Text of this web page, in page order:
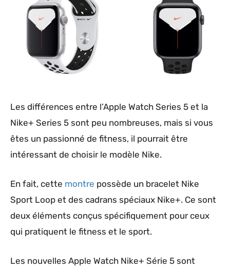
Les différences entre l’Apple Watch Series 5 et la
Nike+ Series 5 sont peu nombreuses, mais si vous
êtes un passionné de fitness, il pourrait être
intéressant de choisir le modèle Nike.
En fait, cette montre possède un bracelet Nike
Sport Loop et des cadrans spéciaux Nike+. Ce sont
deux éléments conçus spécifiquement pour ceux
qui pratiquent le fitness et le sport.
Les nouvelles Apple Watch Nike+ Série 5 sont